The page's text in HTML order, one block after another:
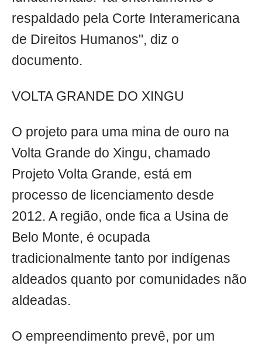
respaldado pela Corte Interamericana
de Direitos Humanos", diz o
documento.
VOLTA GRANDE DO XINGU
O projeto para uma mina de ouro na
Volta Grande do Xingu, chamado
Projeto Volta Grande, está em
processo de licenciamento desde
2012. A região, onde fica a Usina de
Belo Monte, é ocupada
tradicionalmente tanto por indígenas
aldeados quanto por comunidades não
aldeadas.
O empreendimento prevê, por um